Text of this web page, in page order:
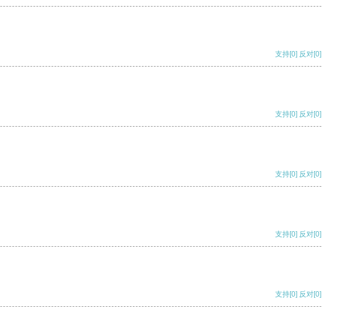
支持[0] 反对[0]
支持[0] 反对[0]
支持[0] 反对[0]
支持[0] 反对[0]
支持[0] 反对[0]